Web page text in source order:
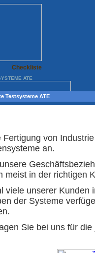
Checkliste
ATE
Testsysteme ATE
Fertigung von
an.
meist in der richtigen
viele unserer Kunden
der Systeme
Sie bei uns für